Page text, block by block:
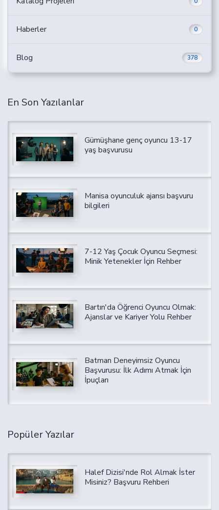
Haberler 0
Blog 378
En Son Yazılanlar
Gümüşhane genç oyuncu 13-17
yaş başvurusu
Manisa oyunculuk ajansı başvuru
bilgileri
7-12 Yaş Çocuk Oyuncu Seçmesi:
Minik Yetenekler İçin Rehber
Bartın'da Öğrenci Oyuncu Olmak:
Ajanslar ve Kariyer Yolu Rehber
Batman Deneyimsiz Oyuncu
Başvurusu: İlk Adımı Atmak İçin
İpuçları
Popüler Yazılar
Halef Dizisi'nde Rol Almak İster
Misiniz? Başvuru Rehberi